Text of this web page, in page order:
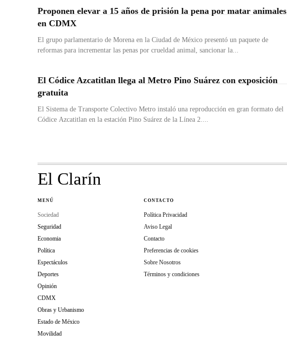
Proponen elevar a 15 años de prisión la pena por matar animales
en CDMX
El grupo parlamentario de Morena en la Ciudad de México presentó un paquete de
reformas para incrementar las penas por crueldad animal, sancionar la...
El Códice Azcatitlan llega al Metro Pino Suárez con exposición
gratuita
El Sistema de Transporte Colectivo Metro instaló una reproducción en gran formato del
Códice Azcatitlan en la estación Pino Suárez de la Línea 2....
El Clarín
MENÚ
Sociedad
Seguridad
Economia
Política
Espectáculos
Deportes
Opinión
CDMX
Obras y Urbanismo
Estado de México
Movilidad
CONTACTO
Política Privacidad
Aviso Legal
Contacto
Preferencias de cookies
Sobre Nosotros
Términos y condiciones